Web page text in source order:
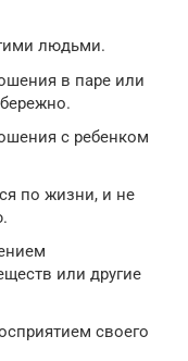
людьми.
в паре или
с ребенком
по жизни, и не
или другие
своего